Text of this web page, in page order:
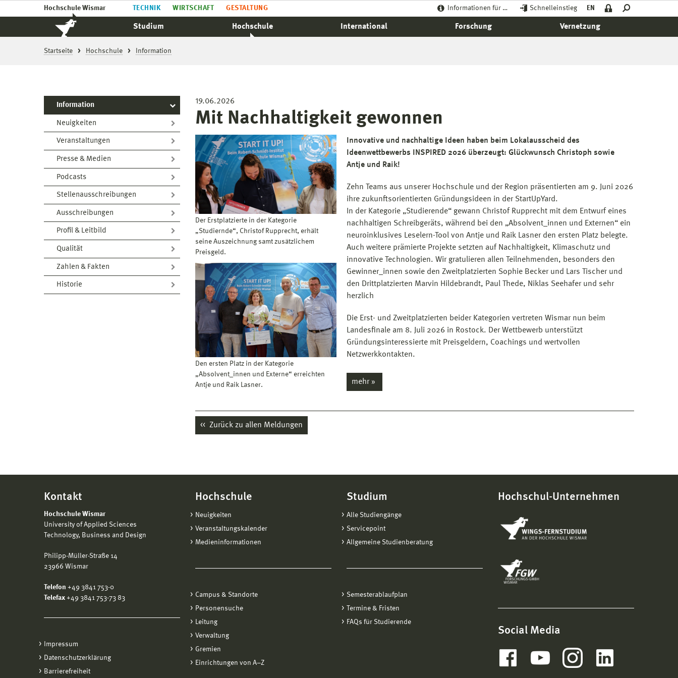
Hochschule Wismar TECHNIK WIRTSCHAFT GESTALTUNG Informationen für … Schnelleinstieg EN
Studium Hochschule International Forschung Vernetzung
Startseite Hochschule Information
Information
Neuigkeiten
Veranstaltungen
Presse & Medien
Podcasts
Stellenausschreibungen
Ausschreibungen
Profil & Leitbild
Qualität
Zahlen & Fakten
Historie
19.06.2026
Mit Nachhaltigkeit gewonnen
Der Erstplatzierte in der Kategorie
„Studiernde“, Christof Rupprecht, erhält
seine Auszeichnung samt zusätzlichem
Preisgeld.
Den ersten Platz in der Kategorie
„Absolvent_innen und Externe“ erreichten
Antje und Raik Lasner.
Innovative und nachhaltige Ideen haben beim Lokalausscheid des
Ideenwettbewerbs INSPIRED 2026 überzeugt: Glückwunsch Christoph sowie
Antje und Raik!
Zehn Teams aus unserer Hochschule und der Region präsentierten am 9. Juni 2026
ihre zukunftsorientierten Gründungsideen in der StartUpYard.
In der Kategorie „Studierende“ gewann Christof Rupprecht mit dem Entwurf eines
nachhaltigen Schreibgeräts, während bei den „Absolvent_innen und Externen“ ein
neuroinklusives Leselern-Tool von Antje und Raik Lasner den ersten Platz belegte.
Auch weitere prämierte Projekte setzten auf Nachhaltigkeit, Klimaschutz und
innovative Technologien. Wir gratulieren allen Teilnehmenden, besonders den
Gewinner_innen sowie den Zweitplatzierten Sophie Becker und Lars Tischer und
den Drittplatzierten Marvin Hildebrandt, Paul Thede, Niklas Seehafer und sehr
herzlich
Die Erst- und Zweitplatzierten beider Kategorien vertreten Wismar nun beim
Landesfinale am 8. Juli 2026 in Rostock. Der Wettbewerb unterstützt
Gründungsinteressierte mit Preisgeldern, Coachings und wertvollen
Netzwerkkontakten.
mehr »
Zurück zu allen Meldungen
Kontakt
Hochschule Wismar
University of Applied Sciences
Technology, Business and Design
Philipp-Müller-Straße 14
23966 Wismar
Telefon +49 3841 753-0
Telefax +49 3841 753-73 83
Impressum
Datenschutzerklärung
Barrierefreiheit
Hochschule
Neuigkeiten
Veranstaltungskalender
Medieninformationen
Campus & Standorte
Personensuche
Leitung
Verwaltung
Gremien
Einrichtungen von A−Z
Studium
Alle Studiengänge
Servicepoint
Allgemeine Studienberatung
Semesterablaufplan
Termine & Fristen
FAQs für Studierende
Hochschul-Unternehmen
Social Media